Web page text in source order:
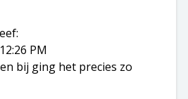
PM
bij ging het precies zo